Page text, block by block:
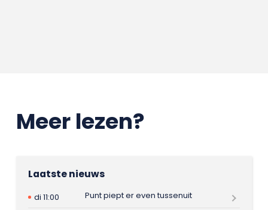
Meer lezen?
Laatste nieuws
di 11:00
Punt piept er even tussenuit